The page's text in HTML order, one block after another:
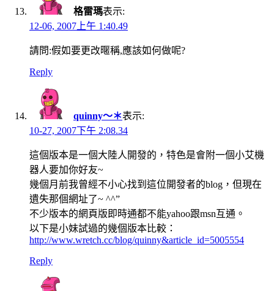
格雷瑪表示:
12-06, 2007上午 1:40.49
請問:假如要更改暱稱,應該如何做呢?
Reply
quinny～＊表示:
10-27, 2007下午 2:08.34
這個版本是一個大陸人開發的，特色是會附一個小艾機
器人要加你好友~
幾個月前我曾經不小心找到這位開發者的blog，但現在
遺失那個網址了~ ^^”
不少版本的網頁版即時通都不能yahoo跟msn互通。
以下是小妹試過的幾個版本比較：
http://www.wretch.cc/blog/quinny&article_id=5005554
Reply